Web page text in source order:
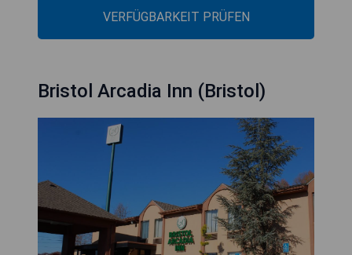
VERFÜGBARKEIT PRÜFEN
Bristol Arcadia Inn (Bristol)